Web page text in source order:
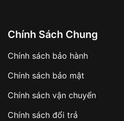
Chính Sách Chung
Chính sách bảo hành
Chính sách bảo mật
Chính sách vận chuyển
Chính sách đổi trả